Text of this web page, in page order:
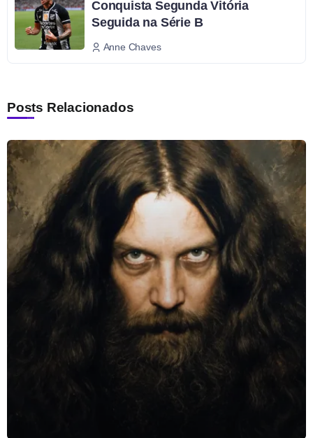
Conquista Segunda Vitória
Seguida na Série B
Anne Chaves
Posts Relacionados